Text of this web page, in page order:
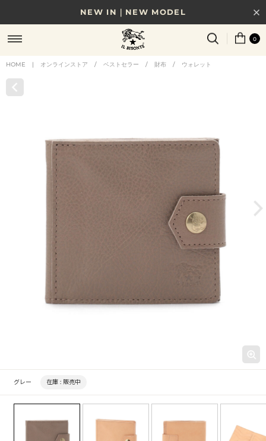
NEW IN｜NEW MODEL
8/17(月)10時まで｜税込11,000円以上で送料無料
贈る相手やシーンから選べる、新しいギフトガイド
0
HOME | オンラインストア / ベストセラー / 財布 / ウォレット
グレー 在庫 : 販売中